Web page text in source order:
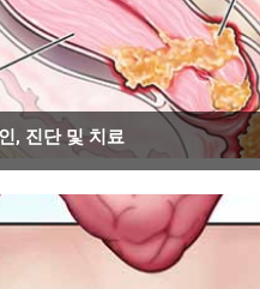
, 진단 및 치료